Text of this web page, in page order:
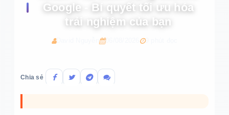
Google - Bí quyết tối ưu hóa
trải nghiệm của bạn
David Nguyễn 06/08/2026 9 phút đọc
Chia sẻ